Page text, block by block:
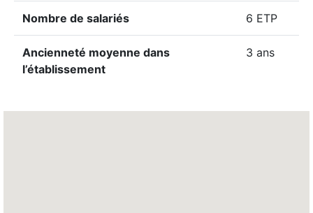
Nombre de salariés 6 ETP
Ancienneté moyenne dans
l’établissement
3 ans